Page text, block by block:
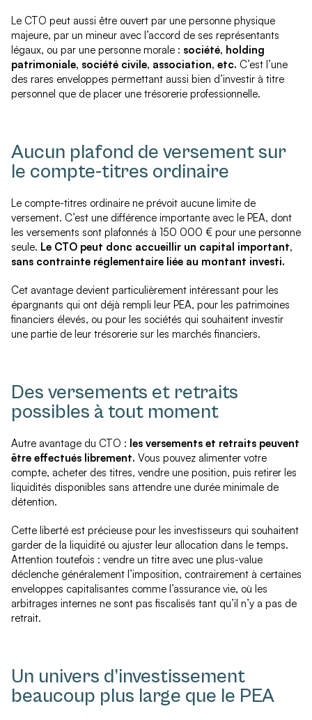
Le CTO peut aussi être ouvert par une personne physique
majeure, par un mineur avec l’accord de ses représentants
légaux, ou par une personne morale : société, holding
patrimoniale, société civile, association, etc. C’est l’une
des rares enveloppes permettant aussi bien d’investir à titre
personnel que de placer une trésorerie professionnelle.
Aucun plafond de versement sur
le compte-titres ordinaire
Le compte-titres ordinaire ne prévoit aucune limite de
versement. C’est une différence importante avec le PEA, dont
les versements sont plafonnés à 150 000 € pour une personne
seule. Le CTO peut donc accueillir un capital important,
sans contrainte réglementaire liée au montant investi.
Cet avantage devient particulièrement intéressant pour les
épargnants qui ont déjà rempli leur PEA, pour les patrimoines
financiers élevés, ou pour les sociétés qui souhaitent investir
une partie de leur trésorerie sur les marchés financiers.
Des versements et retraits
possibles à tout moment
Autre avantage du CTO : les versements et retraits peuvent
être effectués librement. Vous pouvez alimenter votre
compte, acheter des titres, vendre une position, puis retirer les
liquidités disponibles sans attendre une durée minimale de
détention.
Cette liberté est précieuse pour les investisseurs qui souhaitent
garder de la liquidité ou ajuster leur allocation dans le temps.
Attention toutefois : vendre un titre avec une plus-value
déclenche généralement l’imposition, contrairement à certaines
enveloppes capitalisantes comme l’assurance vie, où les
arbitrages internes ne sont pas fiscalisés tant qu’il n’y a pas de
retrait.
Un univers d’investissement
beaucoup plus large que le PEA